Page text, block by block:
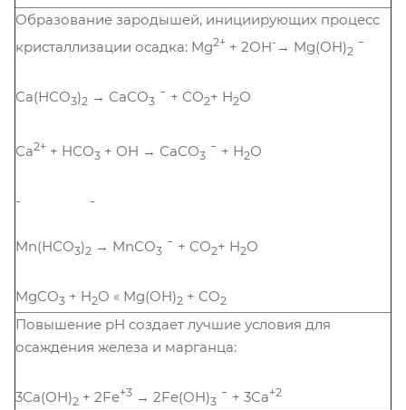
Образование зародышей, инициирующих процесс
кристаллизации осадка: Mg2+ + 2ОН- → Mg(ОH)2 ¯
Са(НСО3)2 → СаСО3 ¯ + СО2+ Н2О
Са2+ + НСО3 + ОН → СаСО3 ¯ + Н2О
- -
Mn(НСО3)2 → MnСО3 ¯ + СО2+ Н2О
MgCO3 + H2O « Mg(OH)2 + CO2
Повышение рН создает лучшие условия для
осаждения железа и марганца:
3Са(ОН)2 + 2Fе+3 → 2Fe(OH)3 ¯ + 3Са+2